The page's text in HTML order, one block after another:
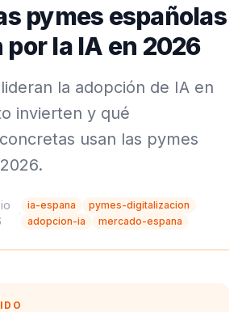
pymes españolas
la IA en 2026
la adopción de IA en
invierten y qué
usan las pymes
·
ia-espana
pymes-digitalizacion
adopcion-ia
mercado-espana